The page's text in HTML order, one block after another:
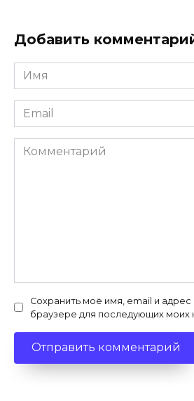
Добавить
Имя
*
Email
*
Комментарий
Сохранить моё имя, email и адрес
браузере для последующих моих